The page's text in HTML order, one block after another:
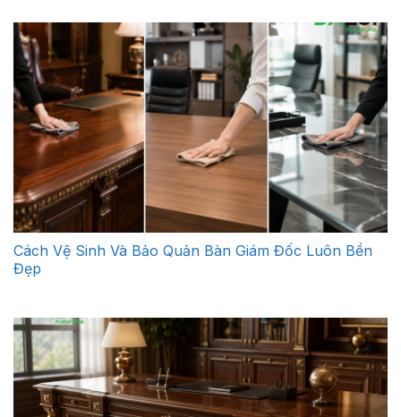
Cách Vệ Sinh Và Bảo Quản Bàn Giám Đốc Luôn Bền
Đẹp